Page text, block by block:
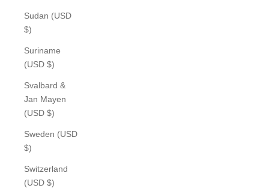
Sudan (USD
$)
Suriname
(USD $)
Svalbard &
Jan Mayen
(USD $)
Sweden (USD
$)
Switzerland
(USD $)